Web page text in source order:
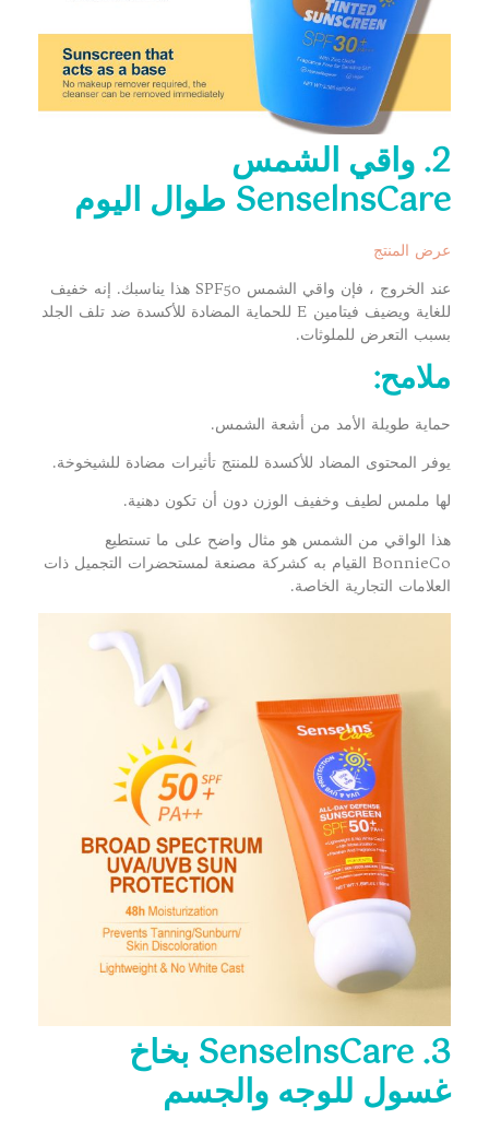
2. واقي الشمس
SenselnsCare طوال اليوم
عرض المنتج
عند الخروج ، فإن واقي الشمس SPF50 هذا يناسبك. إنه خفيف
للغاية ويضيف فيتامين E للحماية المضادة للأكسدة ضد تلف الجلد
بسبب التعرض للملوثات.
ملامح:
حماية طويلة الأمد من أشعة الشمس.
يوفر المحتوى المضاد للأكسدة للمنتج تأثيرات مضادة للشيخوخة.
لها ملمس لطيف وخفيف الوزن دون أن تكون دهنية.
هذا الواقي من الشمس هو مثال واضح على ما تستطيع
BonnieCo القيام به كشركة مصنعة لمستحضرات التجميل ذات
العلامات التجارية الخاصة.
3. SenselnsCare بخاخ
غسول للوجه والجسم